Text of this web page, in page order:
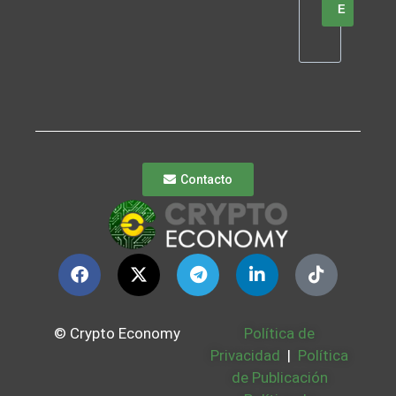
E
Contacto
© Crypto Economy
Política de
Privacidad | Política
de Publicación